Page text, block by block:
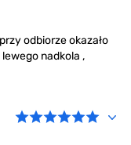
odbiorze okazało
nadkola ,